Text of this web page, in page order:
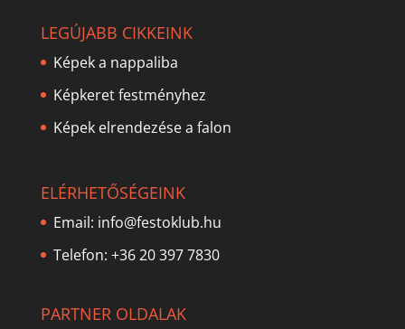
LEGÚJABB CIKKEINK
Képek a nappaliba
Képkeret festményhez
Képek elrendezése a falon
ELÉRHETŐSÉGEINK
Email: info@festoklub.hu
Telefon: +36 20 397 7830
PARTNER OLDALAK